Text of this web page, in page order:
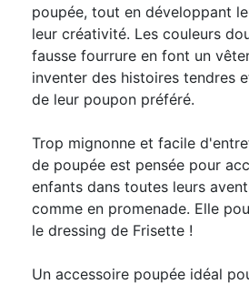
poupée, tout en développant
leur créativité. Les couleurs
fausse fourrure en font un
inventer des histoires tendres
de leur poupon préféré.
Trop mignonne et facile
de poupée est pensée pour
enfants dans toutes leurs
comme en promenade. Elle
le dressing de Frisette !
Un accessoire poupée idéal